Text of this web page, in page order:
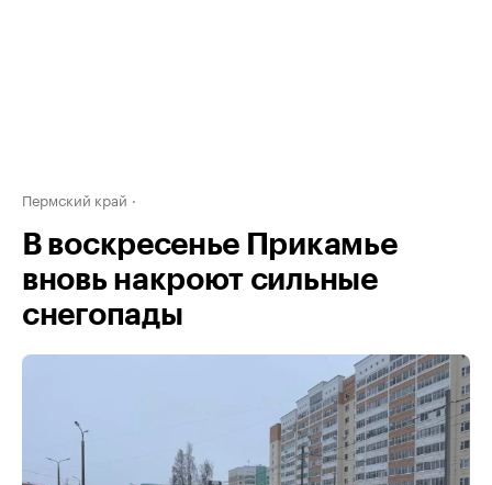
Пермский край
В воскресенье Прикамье
вновь накроют сильные
снегопады